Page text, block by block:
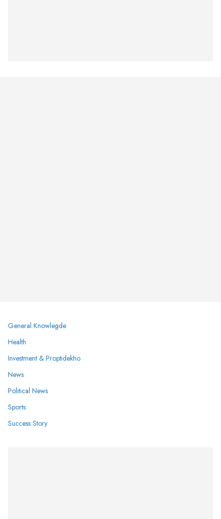
General Knowlegde
Health
Investment & Proptidekho
News
Political News
Sports
Success Story